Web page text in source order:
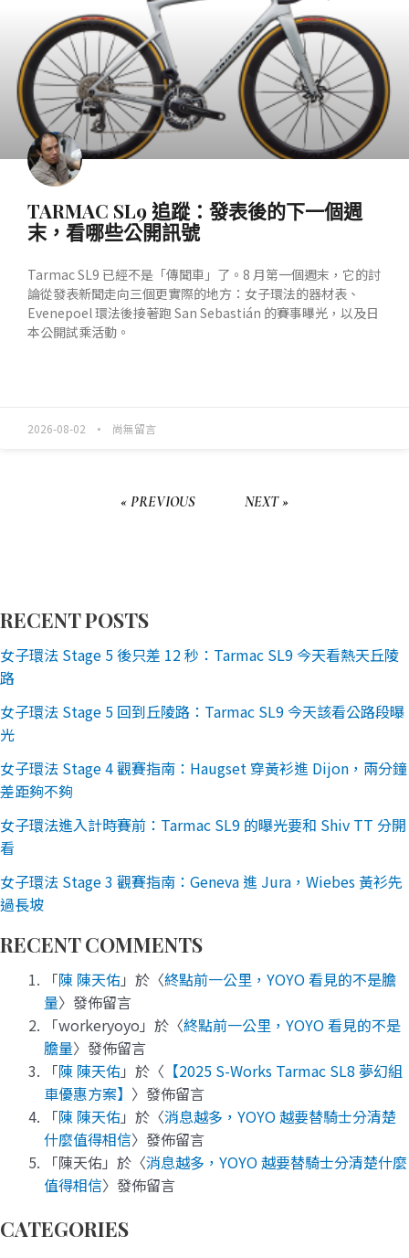
TARMAC SL9 追蹤：發表後的下一個週
末，看哪些公開訊號
Tarmac SL9 已經不是「傳聞車」了。8 月第一個週末，它的討
論從發表新聞走向三個更實際的地方：女子環法的器材表、
Evenepoel 環法後接著跑 San Sebastián 的賽事曝光，以及日
本公開試乘活動。
2026-08-02 尚無留言
« PREVIOUS NEXT »
RECENT POSTS
女子環法 Stage 5 後只差 12 秒：Tarmac SL9 今天看熱天丘陵
路
女子環法 Stage 5 回到丘陵路：Tarmac SL9 今天該看公路段曝
光
女子環法 Stage 4 觀賽指南：Haugset 穿黃衫進 Dijon，兩分鐘
差距夠不夠
女子環法進入計時賽前：Tarmac SL9 的曝光要和 Shiv TT 分開
看
女子環法 Stage 3 觀賽指南：Geneva 進 Jura，Wiebes 黃衫先
過長坡
RECENT COMMENTS
「陳 陳天佑」於〈終點前一公里，YOYO 看見的不是膽
量〉發佈留言
「workeryoyo 」於〈終點前一公里，YOYO 看見的不是
膽量〉發佈留言
「陳 陳天佑」於〈 【2025 S-Works Tarmac SL8 夢幻組
車優惠方案】 〉發佈留言
「陳 陳天佑」於〈消息越多，YOYO 越要替騎士分清楚
什麼值得相信〉發佈留言
「陳天佑」於〈消息越多，YOYO 越要替騎士分清楚什麼
值得相信〉發佈留言
CATEGORIES